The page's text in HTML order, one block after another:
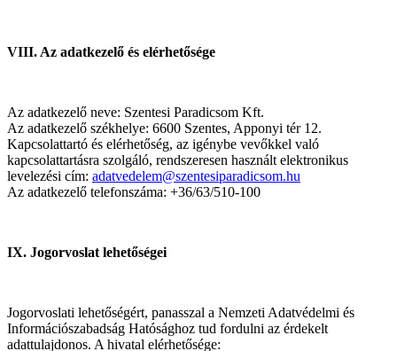
VIII. Az adatkezelő és elérhetősége
Az adatkezelő neve: Szentesi Paradicsom Kft.
Az adatkezelő székhelye: 6600 Szentes, Apponyi tér 12.
Kapcsolattartó és elérhetőség, az igénybe vevőkkel való
kapcsolattartásra szolgáló, rendszeresen használt elektronikus
levelezési cím: adatvedelem@szentesiparadicsom.hu
Az adatkezelő telefonszáma: +36/63/510-100
IX. Jogorvoslat lehetőségei
Jogorvoslati lehetőségért, panasszal a Nemzeti Adatvédelmi és
Információszabadság Hatósághoz tud fordulni az érdekelt
adattulajdonos. A hivatal elérhetősége: